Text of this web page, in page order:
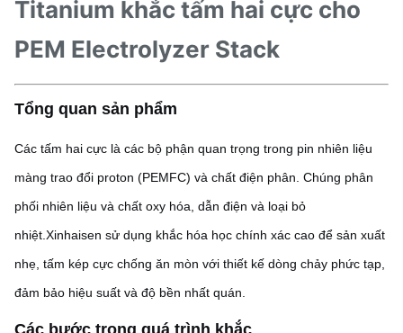
Titanium khắc tấm hai cực cho
PEM Electrolyzer Stack
Tổng quan sản phẩm
Các tấm hai cực là các bộ phận quan trọng trong pin nhiên liệu
màng trao đổi proton (PEMFC) và chất điện phân. Chúng phân
phối nhiên liệu và chất oxy hóa, dẫn điện và loại bỏ
nhiệt.Xinhaisen sử dụng khắc hóa học chính xác cao để sản xuất
nhẹ, tấm kép cực chống ăn mòn với thiết kế dòng chảy phức tạp,
đảm bảo hiệu suất và độ bền nhất quán.
Các bước trong quá trình khắc